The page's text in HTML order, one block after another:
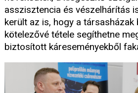
asszisztencia és vészelhárítás
került az is, hogy a
kötelezővé tétele segíthetne
biztosított káreseményekből